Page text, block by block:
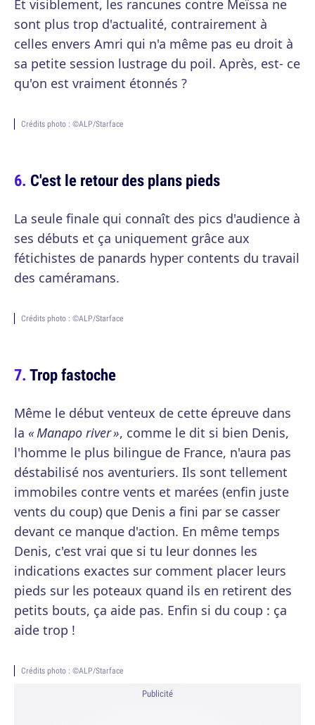
Et visiblement, les rancunes contre Meïssa ne
sont plus trop d'actualité, contrairement à
celles envers Amri qui n'a même pas eu droit à
sa petite session lustrage du poil. Après, est- ce
qu'on est vraiment étonnés ?
Crédits photo : ©ALP/Starface
C'est le retour des plans pieds
La seule finale qui connaît des pics d'audience à
ses débuts et ça uniquement grâce aux
fétichistes de panards hyper contents du travail
des caméramans.
Crédits photo : ©ALP/Starface
Trop fastoche
Même le début venteux de cette épreuve dans
la « Manapo river », comme le dit si bien Denis,
l'homme le plus bilingue de France, n'aura pas
déstabilisé nos aventuriers. Ils sont tellement
immobiles contre vents et marées (enfin juste
vents du coup) que Denis a fini par se casser
devant ce manque d'action. En même temps
Denis, c'est vrai que si tu leur donnes les
indications exactes sur comment placer leurs
pieds sur les poteaux quand ils en retirent des
petits bouts, ça aide pas. Enfin si du coup : ça
aide trop !
Crédits photo : ©ALP/Starface
Publicité